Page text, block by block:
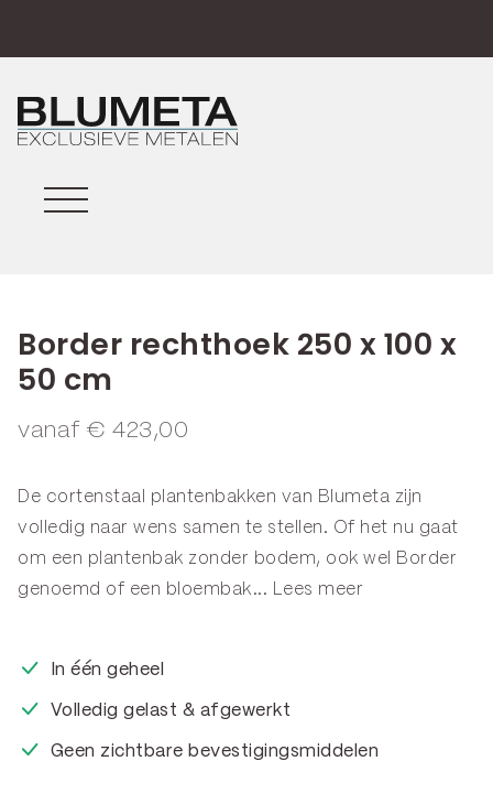
Border rechthoek 250 x 100 x
50 cm
vanaf € 423,00
De cortenstaal plantenbakken van Blumeta zijn
volledig naar wens samen te stellen. Of het nu gaat
om een plantenbak zonder bodem, ook wel
Border
genoemd of een bloembak ... Lees meer
In één geheel
Volledig gelast & afgewerkt
Geen zichtbare bevestigingsmiddelen